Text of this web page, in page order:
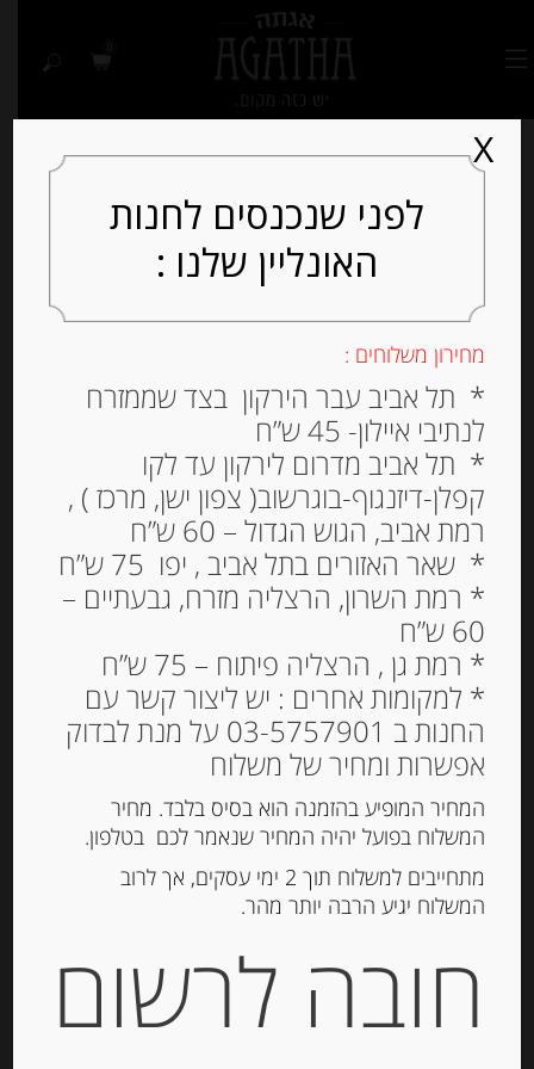
Out of
ערמונים שלמים ספרדים
250 גרם מזוגגים בסוכר עם
יין שרי MARRON GLACE
CUEVAS
₪135.00
מחיר ל 100 גרם: 54.00 ש"ח
המלאי אזל
מק"ט:
8414386000127
שוקולד, נוגט, עוגיות ומתוקים
לפני שנכנסים לחנות
האונליין שלנו :
מחירון משלוחים :
* תל אביב עבר הירקון בצד שממזרח
לנתיבי איילון- 45 ש”ח
* תל אביב מדרום לירקון עד לקו
קפלן-דיזנגוף-בוגרשוב( צפון ישן, מרכז ) ,
רמת אביב, הגוש הגדול – 60 ש”ח
* שאר האזורים בתל אביב , יפו 75 ש”ח
* רמת השרון, הרצליה מזרח, גבעתיים –
60 ש”ח
* רמת גן , הרצליה פיתוח – 75 ש”ח
* למקומות אחרים : יש ליצור קשר עם
החנות ב 03-5757901 על מנת לבדוק
אפשרות ומחיר של משלוח
המחיר המופיע בהזמנה הוא בסיס בלבד. מחיר
המשלוח בפועל יהיה המחיר שנאמר לכם בטלפון.
מתחייבים למשלוח תוך 2 ימי עסקים, אך לרוב
המשלוח יגיע הרבה יותר מהר.
חובה לרשום
X